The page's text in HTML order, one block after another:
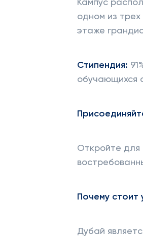
Кампус
одном из
этаже
Стипендия:
обучающихся
Откройте для
Почему стоит
Дубай